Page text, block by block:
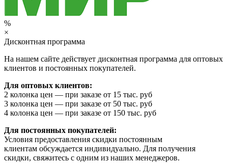
%
×
Дисконтная программа
На нашем сайте действует дисконтная программа для оптовых
клиентов и постоянных покупателей.
Для оптовых клиентов:
2 колонка цен — при заказе от 15 тыс. руб
3 колонка цен — при заказе от 50 тыс. руб
4 колонка цен — при заказе от 150 тыс. руб
Для постоянных покупателей:
Условия предоставления скидки постоянным
клиентам обсуждается индивидуально. Для получения
скидки, свяжитесь с одним из наших менеджеров.